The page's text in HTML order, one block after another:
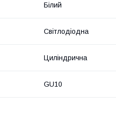
Білий
Світлодіодна
Циліндрична
GU10